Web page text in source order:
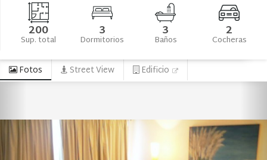
200
Sup. total 3
Dormitorios 3
Baños 2
Cocheras
Fotos Street View Edificio